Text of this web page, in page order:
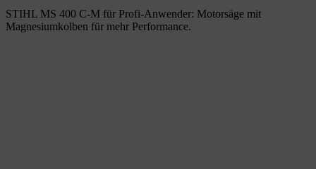
STIHL MS 400 C-M für Profi-Anwender: Motorsäge mit
Magnesiumkolben für mehr Performance.